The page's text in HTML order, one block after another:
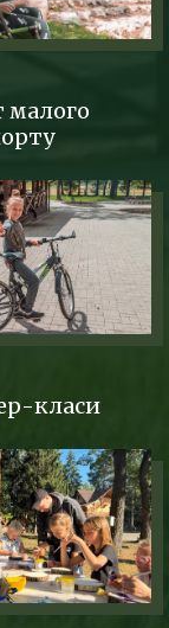
малого
класи